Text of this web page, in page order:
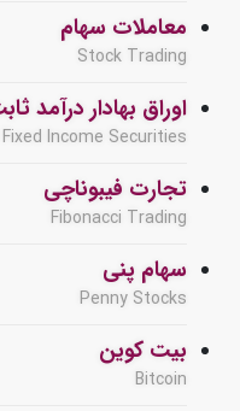
معاملات سهام
Stock Trading
اوراق بهادار درآمد ثابت
Fixed Income Securities
تجارت فیبوناچی
Fibonacci Trading
سهام پنی
Penny Stocks
بیت کوین
Bitcoin